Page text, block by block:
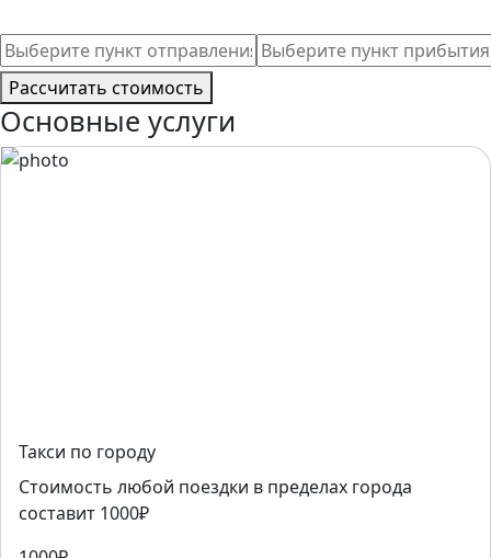
Рассчитать стоимость
Основные услуги
Такси по городу
Стоимость любой поездки в пределах города
составит 1000₽